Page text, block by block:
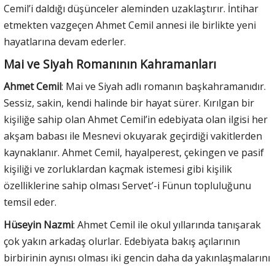
Cemil’i daldığı düşünceler aleminden uzaklaştırır. İntihar
etmekten vazgeçen Ahmet Cemil annesi ile birlikte yeni
hayatlarına devam ederler.
Mai ve Siyah Romanının Kahramanları
Ahmet Cemil: Mai ve Siyah adlı romanın başkahramanıdır.
Sessiz, sakin, kendi halinde bir hayat sürer. Kırılgan bir
kişiliğe sahip olan Ahmet Cemil’in edebiyata olan ilgisi her
akşam babası ile Mesnevi okuyarak geçirdiği vakitlerden
kaynaklanır. Ahmet Cemil, hayalperest, çekingen ve pasif
kişiliği ve zorluklardan kaçmak istemesi gibi kişilik
özelliklerine sahip olması Servet’-i Fünun topluluğunu
temsil eder.
Hüseyin Nazmi: Ahmet Cemil ile okul yıllarında tanışarak
çok yakın arkadaş olurlar. Edebiyata bakış açılarının
birbirinin aynısı olması iki gencin daha da yakınlaşmalarını